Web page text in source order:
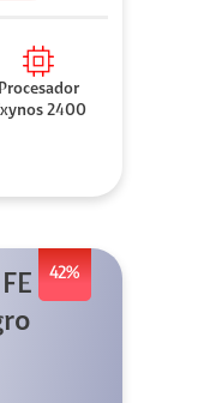
Procesador
2400
42%